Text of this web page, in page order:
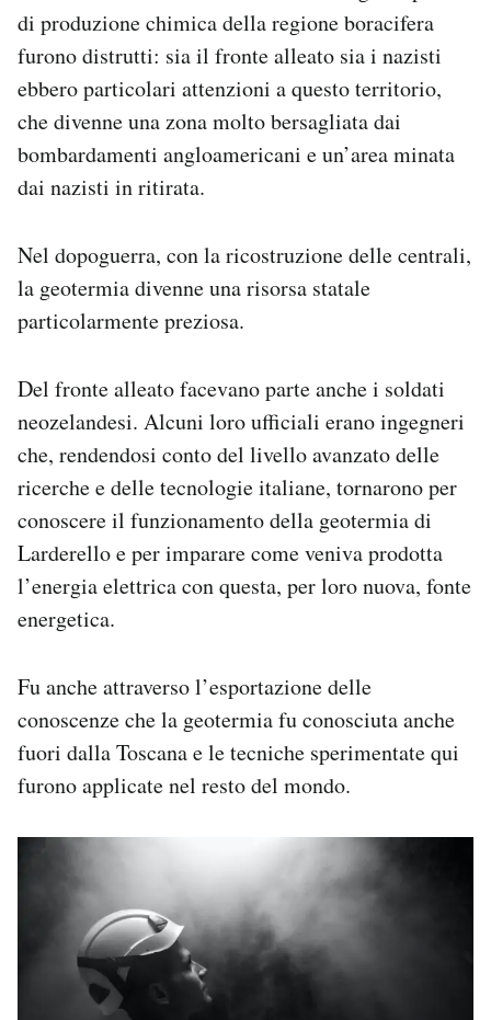
di produzione chimica della regione boracifera
furono distrutti: sia il fronte alleato sia i nazisti
ebbero particolari attenzioni a questo territorio,
che divenne una zona molto bersagliata dai
bombardamenti angloamericani e un’area minata
dai nazisti in ritirata.
Nel dopoguerra, con la ricostruzione delle centrali,
la geotermia divenne una risorsa statale
particolarmente preziosa.
Del fronte alleato facevano parte anche i soldati
neozelandesi. Alcuni loro ufficiali erano ingegneri
che, rendendosi conto del livello avanzato delle
ricerche e delle tecnologie italiane, tornarono per
conoscere il funzionamento della geotermia di
Larderello e per imparare come veniva prodotta
l’energia elettrica con questa, per loro nuova, fonte
energetica.
Fu anche attraverso l’esportazione delle
conoscenze che la geotermia fu conosciuta anche
fuori dalla Toscana e le tecniche sperimentate qui
furono applicate nel resto del mondo.